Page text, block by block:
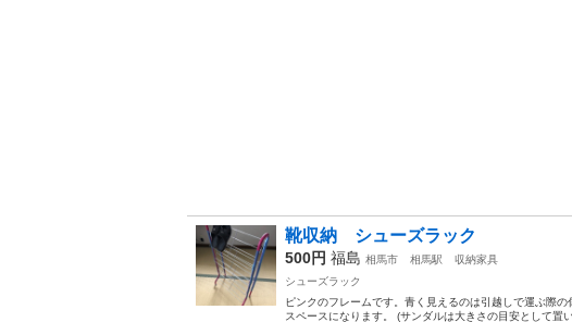
靴収納 シューズラック
500円 福島 相馬市 相馬駅
収納家具
シューズラック
ピンクのフレームです。青く見えるのは引越しで運ぶ際
スペースになります。 (サンダルは大きさの目安として置